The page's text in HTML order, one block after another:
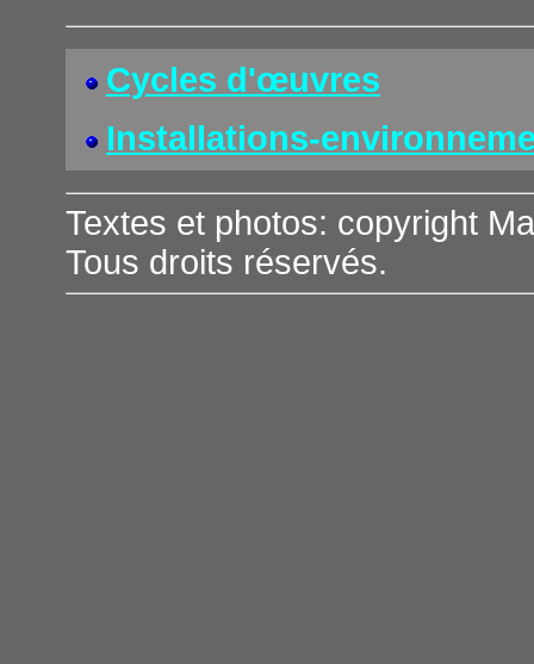
Cycles d'œuvres
Installations-
Textes et photos: copyright
Tous droits réservés.